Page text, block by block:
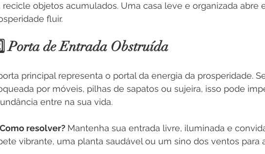
recicle objetos acumulados. Uma casa leve e organizada abre
fluir.
Porta de Entrada Obstruída
principal representa o portal da energia da prosperidade.
por móveis, pilhas de sapatos ou sujeira, isso pode
entre na sua vida.
Como resolver? Mantenha sua entrada livre, iluminada e
vibrante, uma planta saudável ou um sino dos ventos para